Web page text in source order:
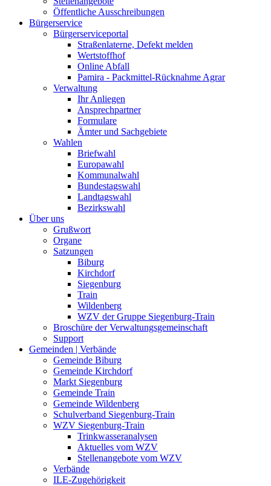
Öffentliche Ausschreibungen
Bürgerservice
Bürgerserviceportal
Straßenlaterne, Defekt melden
Wertstoffhof
Online Abfall
Pamira - Packmittel-Rücknahme Agrar
Verwaltung
Ihr Anliegen
Ansprechpartner
Formulare
Ämter und Sachgebiete
Wahlen
Briefwahl
Europawahl
Kommunalwahl
Bundestagswahl
Landtagswahl
Bezirkswahl
Über uns
Grußwort
Organe
Satzungen
Biburg
Kirchdorf
Siegenburg
Train
Wildenberg
WZV der Gruppe Siegenburg-Train
Broschüre der Verwaltungsgemeinschaft
Support
Gemeinden | Verbände
Gemeinde Biburg
Gemeinde Kirchdorf
Markt Siegenburg
Gemeinde Train
Gemeinde Wildenberg
Schulverband Siegenburg-Train
WZV Siegenburg-Train
Trinkwasseranalysen
Aktuelles vom WZV
Stellenangebote vom WZV
Verbände
ILE-Zugehörigkeit